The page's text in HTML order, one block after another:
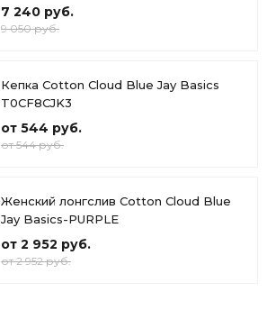
7 240 руб.
9 050 руб.
Кепка Cotton Cloud Blue Jay Basics
T0CF8CJK3
от 544 руб.
от 544 руб.
Женский лонгслив Cotton Cloud Blue
Jay Basics-PURPLE
от 2 952 руб.
от 2 952 руб.